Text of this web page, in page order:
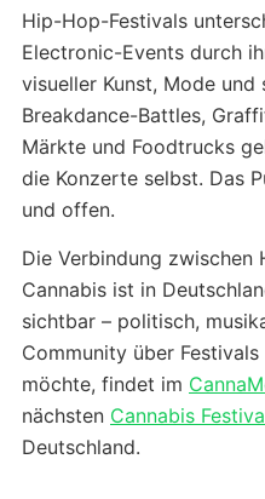
Hip-Hop-Festivals
Electronic-Events durch
visueller Kunst, Mode und
Breakdance-Battles,
Märkte und Foodtrucks
die Konzerte selbst. Das
und offen.
Die Verbindung zwischen
Cannabis ist in
sichtbar – politisch,
Community über
möchte, findet im
nächsten Cannabis
Deutschland.